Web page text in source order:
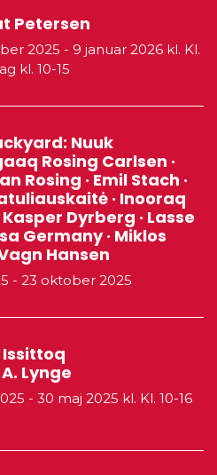
Petersen
2025 - 9 januar 2026 kl. Kl.
kl. 10-15
Nuuk
Rosing Carlsen ·
Rosing · Emil Stach ·
· Inooraq
Dyrberg · Lasse
Germany · Miklos
Hansen
- 23 oktober 2025
Lynge
- 30 maj 2025 kl. Kl. 10-16